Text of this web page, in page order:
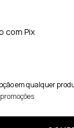
com Pix
em qualquer